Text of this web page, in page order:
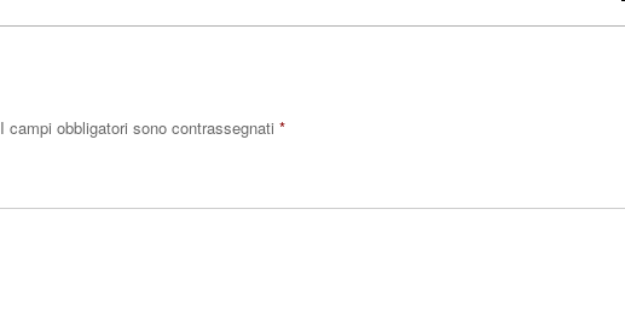
I campi obbligatori sono contrassegnati *